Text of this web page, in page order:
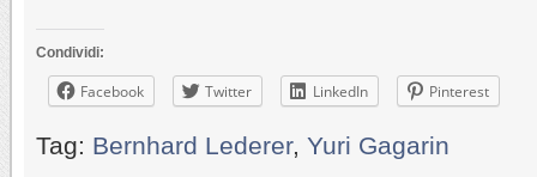
Condividi:
Facebook Twitter LinkedIn Pinterest
Tag: Bernhard Lederer, Yuri Gagarin